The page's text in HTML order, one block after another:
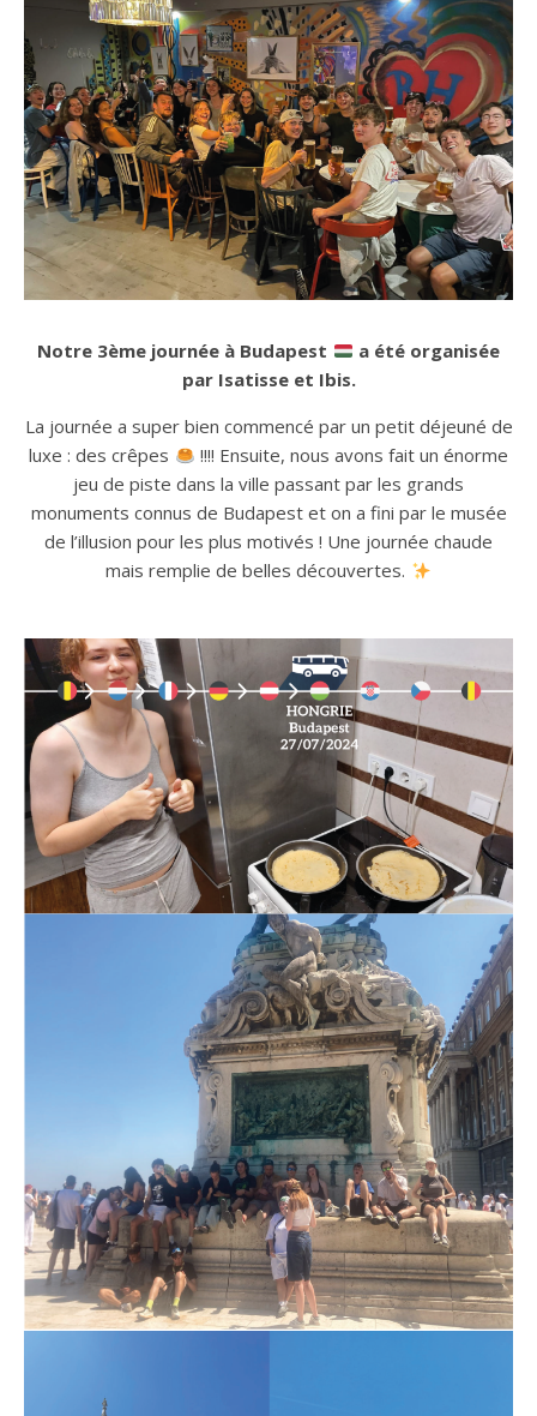
Notre 3ème journée à Budapest
a été organisée
par Isatisse et Ibis.
La journée a super bien commencé par un petit déjeuné de
luxe : des crêpes
!!!! Ensuite, nous avons fait un énorme
jeu de piste dans la ville passant par les grands
monuments connus de Budapest et on a fini par le musée
de l’illusion pour les plus motivés ! Une journée chaude
mais remplie de belles découvertes.